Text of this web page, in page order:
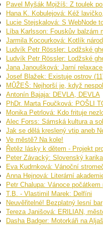
Pavel Myšák Mojžíš: Z toulek
Hana K. Kobulejová: Kéž
Lucie Stejskalová: S WebNode
Líba Karlsson: Fouskův balzám
Jarmila Kocourková: Kotlík
Ludvík Petr Rössler: Lodžské
Ludvík Petr Rössler: Lodžské
Jana Janoušková: Jarní
Josef Blažek: Existuje ostrov
MŮŽEŠ: Nejhorší je, když
Antonín Bajaja: DEVLA, DEVLA
PhDr. Marta Foučková: POŠLI
Monika Petrlová: Kdo frituje
Alec Forss: Sámská kultura a
Jak se dělá kreslený vtip aneb
Ve městě? Na kole!
Řetěz lásky k dětem - Projekt
Peter Závacký: Slovenský
Eva Kudrnková: Vánoční
Anna Hejnová: Literární
Petr Chalupa: Vánoce
T.B. - Vlastimil Marek: Delfíni
Neuvěřitelné! Bezplatný lesní bar
Tereza Janišová: ERILIAN,
Dasha Badger: Motorkáři na